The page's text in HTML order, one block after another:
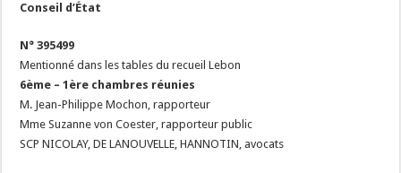
Conseil d’État
N° 395499
Mentionné dans les tables du recueil Lebon
6ème – 1ère chambres réunies
M. Jean-Philippe Mochon, rapporteur
Mme Suzanne von Coester, rapporteur public
SCP NICOLAY, DE LANOUVELLE, HANNOTIN, avocats